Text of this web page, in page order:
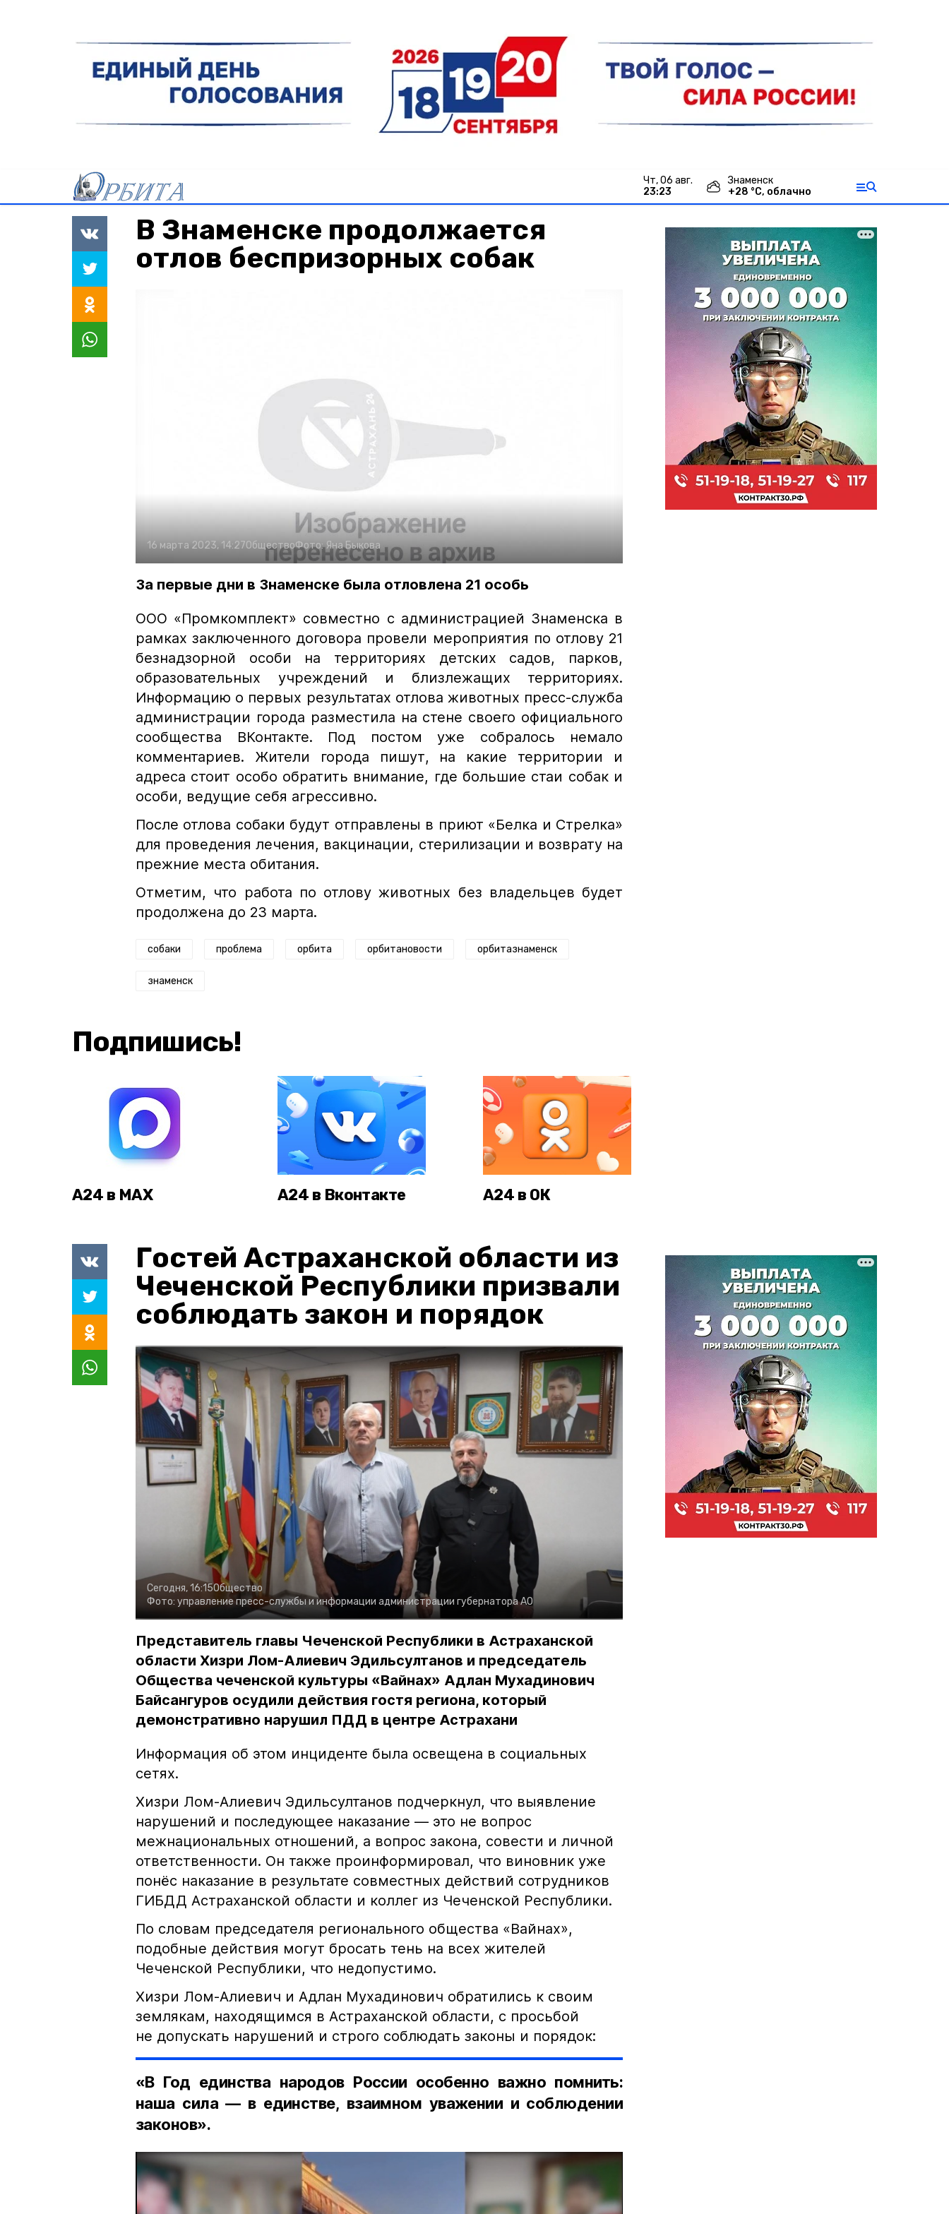
чт, 06 авг.
23:23
Знаменск
+28 °С, облачно
В Знаменске продолжается
отлов беспризорных собак
16 марта 2023, 14:27ОбществоФото:Яна Быкова
За первые дни в Знаменске была отловлена 21 особь
ООО «Промкомплект» совместно с администрацией Знаменска в
рамках заключенного договора провели мероприятия по отлову 21
безнадзорной особи на территориях детских садов, парков,
образовательных учреждений и близлежащих территориях.
Информацию о первых результатах отлова животных пресс-служба
администрации города разместила на стене своего официального
сообщества ВКонтакте. Под постом уже собралось немало
комментариев. Жители города пишут, на какие территории и
адреса стоит особо обратить внимание, где большие стаи собак и
особи, ведущие себя агрессивно.
После отлова собаки будут отправлены в приют «Белка и Стрелка»
для проведения лечения, вакцинации, стерилизации и возврату на
прежние места обитания.
Отметим, что работа по отлову животных без владельцев будет
продолжена до 23 марта.
собаки проблема орбита орбитановости орбитазнаменск
знаменск
Подпишись!
А24 в MAX А24 в Вконтакте А24 в ОК
Гостей Астраханской области из
Чеченской Республики призвали
соблюдать закон и порядок
Сегодня, 16:15Общество
Фото: управление пресс-службы и информации администрации губернатора АО
Представитель главы Чеченской Республики в Астраханской
области Хизри Лом-Алиевич Эдильсултанов и председатель
Общества чеченской культуры «Вайнах» Адлан Мухадинович
Байсангуров осудили действия гостя региона, который
демонстративно нарушил ПДД в центре Астрахани
Информация об этом инциденте была освещена в социальных
сетях.
Хизри Лом-Алиевич Эдильсултанов подчеркнул, что выявление
нарушений и последующее наказание — это не вопрос
межнациональных отношений, а вопрос закона, совести и личной
ответственности. Он также проинформировал, что виновник уже
понёс наказание в результате совместных действий сотрудников
ГИБДД Астраханской области и коллег из Чеченской Республики.
По словам председателя регионального общества «Вайнах»,
подобные действия могут бросать тень на всех жителей
Чеченской Республики, что недопустимо.
Хизри Лом-Алиевич и Адлан Мухадинович обратились к своим
землякам, находящимся в Астраханской области, с просьбой
не допускать нарушений и строго соблюдать законы и порядок:
«В Год единства народов России особенно важно помнить:
наша сила — в единстве, взаимном уважении и соблюдении
законов».